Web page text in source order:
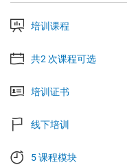
培训课程
共2 次课程可选
培训证书
线下培训
5 课程模块